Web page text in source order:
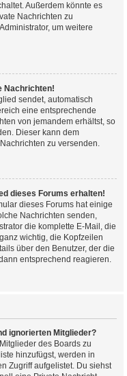
Außerdem könnte es
Nachrichten zu
um weitere
Nachrichten!
sendet, automatisch
eine entsprechende
von jemandem erhältst, so
Dieser kann dem
zu versenden.
dieses Forums erhalten!
dieses Forums hat einige
Nachrichten senden,
die komplette E-Mail, die
wichtig, die Kopfzeilen
über den Benutzer, der die
entsprechend reagieren.
ignorierten Mitglieder?
des Boards zu
hinzufügst, werden in
Zugriff aufgelistet. Du siehst